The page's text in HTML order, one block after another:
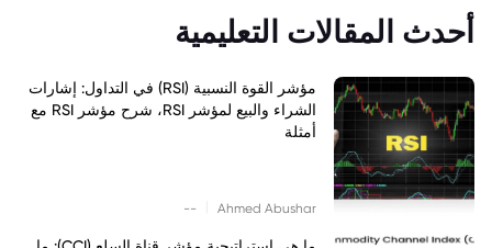
أحدث المقالات التعليمية
مؤشر القوة النسبية (RSI) في التداول: إشارات
الشراء والبيع لمؤشر RSI، شرح مؤشر RSI مع
أمثلة
Ahmed Abushar
--